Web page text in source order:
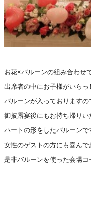
お花×バルーンの組み合わせ
出席者の中にお子様がいら
バルーンが入っておりますの
御披露宴後にもお持ち帰りい
ハートの形をしたバルーンで
女性のゲストの方にも喜ん
是非バルーンを使った会場